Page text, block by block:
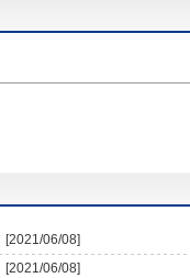
[2021/06/08]
[2021/06/08]